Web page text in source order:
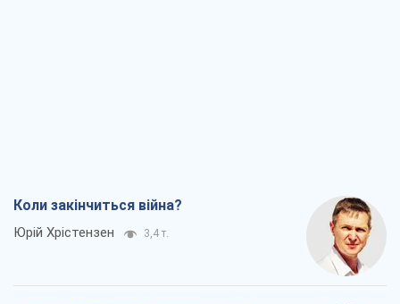
Коли закінчиться війна?
Юрій Хрістензен 3,4 т.